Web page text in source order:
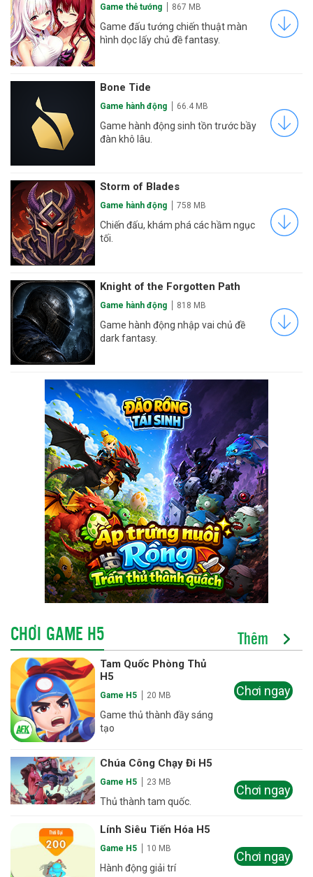
Game thẻ tướng 867 MB
Game đấu tướng chiến thuật màn
hình dọc lấy chủ đề fantasy.
Bone Tide
Game hành động 66.4 MB
Game hành động sinh tồn trước bầy
đàn khô lâu.
Storm of Blades
Game hành động 758 MB
Chiến đấu, khám phá các hầm ngục
tối.
Knight of the Forgotten Path
Game hành động 818 MB
Game hành động nhập vai chủ đề
dark fantasy.
CHƠI GAME H5 Thêm
Tam Quốc Phòng Thủ
H5
Game H5 20 MB
Game thủ thành đầy sáng
tạo
Chơi ngay
Chúa Công Chạy Đi H5
Game H5 23 MB
Thủ thành tam quốc.
Chơi ngay
Lính Siêu Tiến Hóa H5
Game H5 10 MB
Hành động giải trí
Chơi ngay